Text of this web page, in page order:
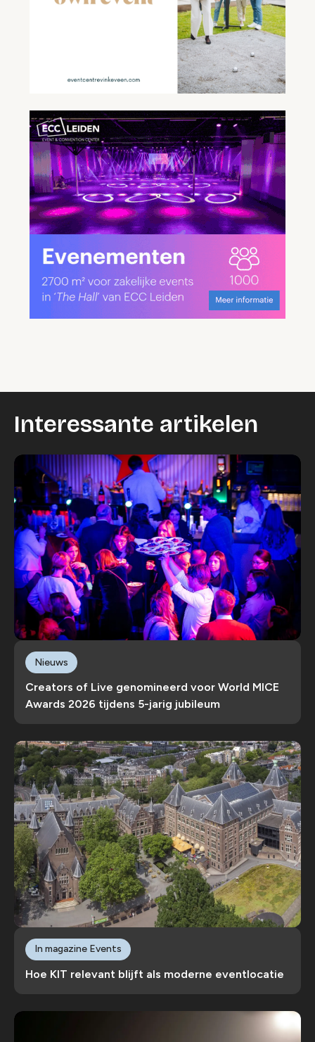
Interessante artikelen
Creators of Live genomineerd voor World MICE
Awards 2026 tijdens 5-jarig jubileum
Nieuws
Hoe KIT relevant blijft als moderne eventlocatie
In magazine Events